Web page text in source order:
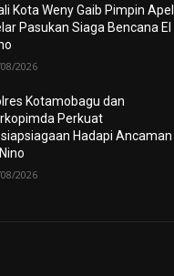
Kota Weny Gaib Pimpin Apel
Pasukan Siaga Bencana El
2026
Kotamobagu dan
Perkuat
Hadapi Ancaman
2026